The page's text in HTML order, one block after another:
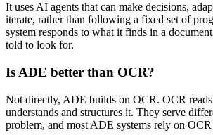
It uses AI agents that can make decisions,
iterate, rather than following a fixed set of
system responds to what it finds in a
told to look for.
Is ADE better than OCR?
Not directly, ADE builds on OCR. OCR
understands and structures it. They serve
problem, and most ADE systems rely on OCR